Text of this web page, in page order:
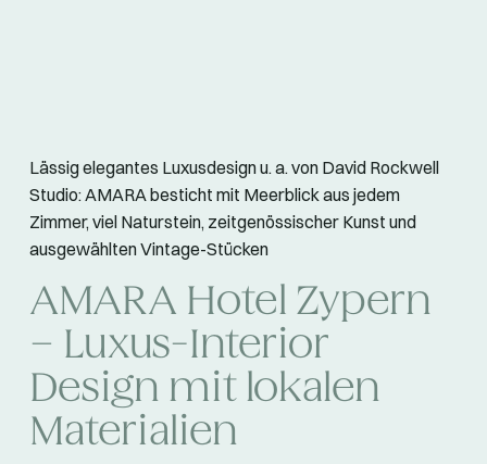
Lässig elegantes Luxusdesign u. a. von David Rockwell
Studio: AMARA besticht mit Meerblick aus jedem
Zimmer, viel Naturstein, zeitgenössischer Kunst und
ausgewählten Vintage-Stücken
AMARA Hotel Zypern
– Luxus-Interior
Design mit lokalen
Materialien